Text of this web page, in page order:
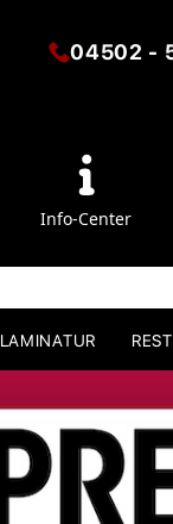
04502 -
Info-Center
LAMINATUR